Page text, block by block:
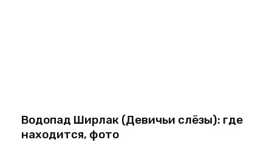
Водопад Ширлак (Девичьи слёзы): где
находится, фото